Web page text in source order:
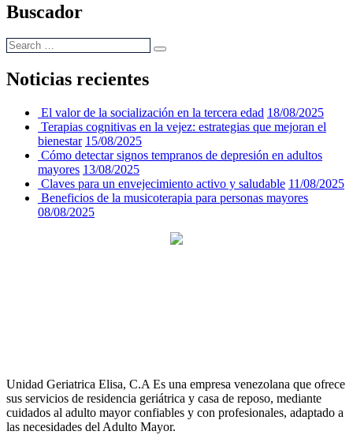
Buscador
Noticias recientes
El valor de la socialización en la tercera edad 18/08/2025
Terapias cognitivas en la vejez: estrategias que mejoran el
bienestar 15/08/2025
Cómo detectar signos tempranos de depresión en adultos
mayores 13/08/2025
Claves para un envejecimiento activo y saludable 11/08/2025
Beneficios de la musicoterapia para personas mayores
08/08/2025
Unidad Geriatrica Elisa, C.A Es una empresa venezolana que ofrece
sus servicios de residencia geriátrica y casa de reposo, mediante
cuidados al adulto mayor confiables y con profesionales, adaptado a
las necesidades del Adulto Mayor.